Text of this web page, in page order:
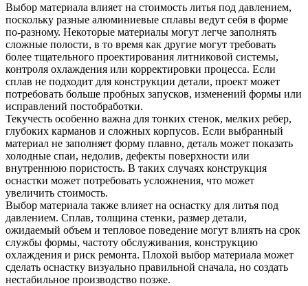
Выбор материала влияет на стоимость литья под давлением,
поскольку разные алюминиевые сплавы ведут себя в форме
по-разному. Некоторые материалы могут легче заполнять
сложные полости, в то время как другие могут требовать
более тщательного проектирования литниковой системы,
контроля охлаждения или корректировки процесса. Если
сплав не подходит для конструкции детали, проект может
потребовать больше пробных запусков, изменений формы или
исправлений постобработки.
Текучесть особенно важна для тонких стенок, мелких ребер,
глубоких карманов и сложных корпусов. Если выбранный
материал не заполняет форму плавно, деталь может показать
холодные спаи, недолив, дефекты поверхности или
внутреннюю пористость. В таких случаях конструкция
оснастки может потребовать усложнения, что может
увеличить стоимость.
Выбор материала также влияет на оснастку для литья под
давлением. Сплав, толщина стенки, размер детали,
ожидаемый объем и тепловое поведение могут влиять на срок
службы формы, частоту обслуживания, конструкцию
охлаждения и риск ремонта. Плохой выбор материала может
сделать оснастку визуально правильной сначала, но создать
нестабильное производство позже.